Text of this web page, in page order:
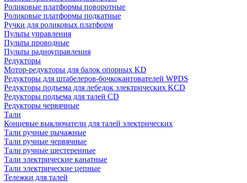
Роликовые платформы поворотные
Роликовые платформы подкатные
Ручки для роликовых платформ
Пульты управления
Пульты проводные
Пульты радиоуправления
Редукторы
Мотор-редукторы для балок опорных KD
Редукторы для штабелеров-бочкокантователей WPDS
Редукторы подъема для лебедок электрических KCD
Редукторы подъема для талей CD
Редукторы червячные
Тали
Концевые выключатели для талей электрических
Тали ручные рычажные
Тали ручные червячные
Тали ручные шестеренные
Тали электрические канатные
Тали электрические цепные
Тележки для талей